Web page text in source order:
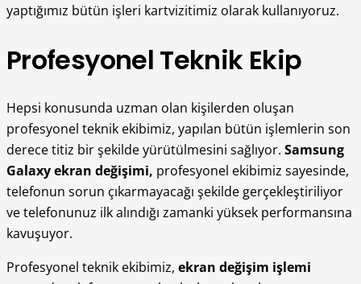
yaptığımız bütün işleri kartvizitimiz olarak kullanıyoruz.
Profesyonel Teknik Ekip
Hepsi konusunda uzman olan kişilerden oluşan
profesyonel teknik ekibimiz, yapılan bütün işlemlerin son
derece titiz bir şekilde yürütülmesini sağlıyor. Samsung
Galaxy ekran değişimi, profesyonel ekibimiz sayesinde,
telefonun sorun çıkarmayacağı şekilde gerçekleştiriliyor
ve telefonunuz ilk alındığı zamanki yüksek performansına
kavuşuyor.
Profesyonel teknik ekibimiz, ekran değişim işlemi